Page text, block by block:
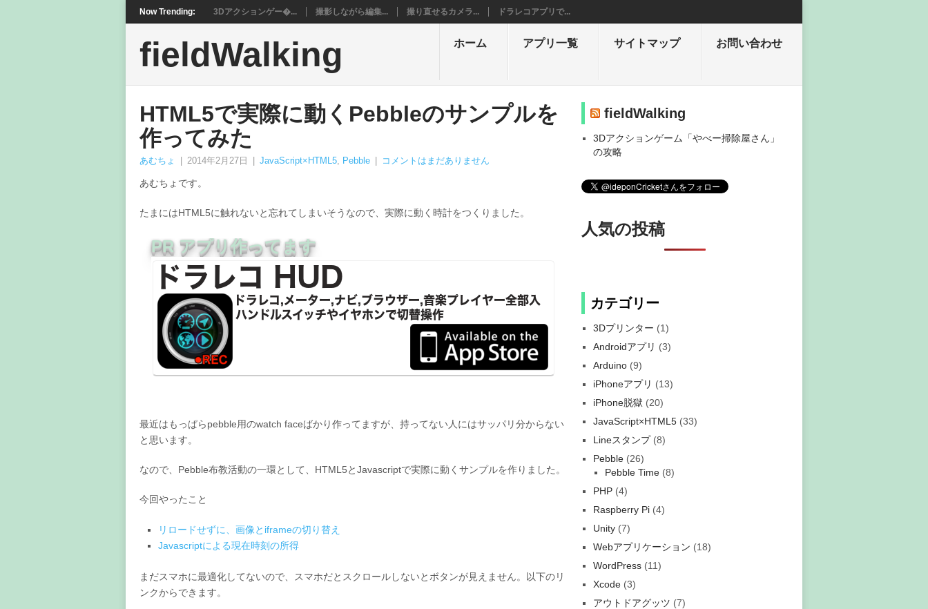
Now Trending: 3Dアクションゲー�... 撮影しながら編集... 撮り直せるカメラ... ドラレコアプリで...
fieldWalking ホーム アプリ一覧 サイトマップ お問い合わせ
HTML5で実際に動くPebbleのサンプルを
作ってみた
あむちょ 2014年2月27日 JavaScript×HTML5, Pebble コメントはまだありません
あむちょです。
たまにはHTML5に触れないと忘れてしまいそうなので、実際に動く時計をつくりました。
PR アプリ作ってます
最近はもっぱらpebble用のwatch faceばかり作ってますが、持ってない人にはサッパリ分からない
と思います。
なので、Pebble布教活動の一環として、HTML5とJavascriptで実際に動くサンプルを作りました。
今回やったこと
リロードせずに、画像とiframeの切り替え
Javascriptによる現在時刻の所得
まだスマホに最適化してないので、スマホだとスクロールしないとボタンが見えません。以下のリ
ンクからできます。
fieldWalking
3Dアクションゲーム「やべー掃除屋さん」
の攻略
人気の投稿
カテゴリー
3Dプリンター (1)
Androidアプリ (3)
Arduino (9)
iPhoneアプリ (13)
iPhone脱獄 (20)
JavaScript×HTML5 (33)
Lineスタンプ(8)
Pebble (26)
Pebble Time (8)
PHP (4)
Raspberry Pi (4)
Unity (7)
Webアプリケーション (18)
WordPress (11)
Xcode (3)
アウトドアグッツ (7)